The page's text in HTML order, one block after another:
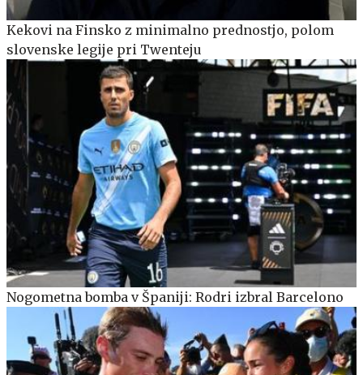
Kekovi na Finsko z minimalno prednostjo, polom
slovenske legije pri Twenteju
Nogometna bomba v Španiji: Rodri izbral Barcelono